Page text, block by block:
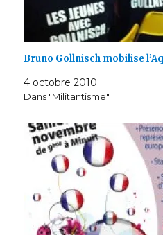
Bruno Gollnisch mobilise
4 octobre 2010
Dans "Militantisme"